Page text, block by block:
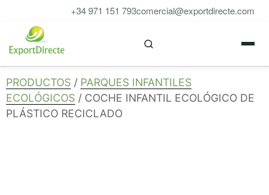
contenido
+34 971 151 793comercial@exportdirecte.com
PRODUCTOS / PARQUES INFANTILES
ECOLÓGICOS / COCHE INFANTIL ECOLÓGICO DE
PLÁSTICO RECICLADO